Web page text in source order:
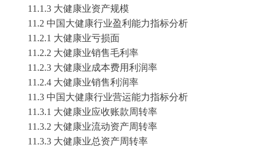
11.1.3 大健康业资产规模
11.2 中国大健康行业盈利能力指标分析
11.2.1 大健康业亏损面
11.2.2 大健康业销售毛利率
11.2.3 大健康业成本费用利润率
11.2.4 大健康业销售利润率
11.3 中国大健康行业营运能力指标分析
11.3.1 大健康业应收账款周转率
11.3.2 大健康业流动资产周转率
11.3.3 大健康业总资产周转率